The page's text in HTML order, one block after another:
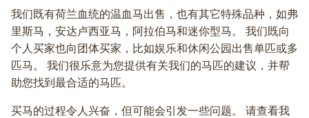
我们既有荷兰血统的温血马出售，也有其它特殊品种，如弗
里斯马，安达卢西亚马，阿拉伯马和迷你型马。 我们既向
个人买家也向团体买家，比如娱乐和休闲公园出售单匹或多
匹马。 我们很乐意为您提供有关我们的马匹的建议，并帮
助您找到最合适的马匹。
买马的过程令人兴奋，但可能会引发一些问题。 请查看我